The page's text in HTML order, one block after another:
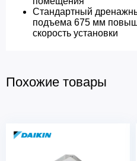
Стандартный
подъема 675 мм
скорость установки
Похожие товары